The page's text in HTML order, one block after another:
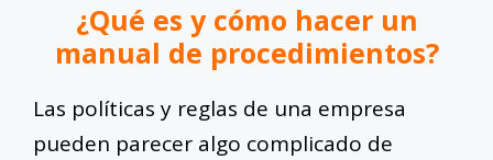
¿Qué es y cómo hacer un
manual de procedimientos?
Las políticas y reglas de una empresa
pueden parecer algo complicado de